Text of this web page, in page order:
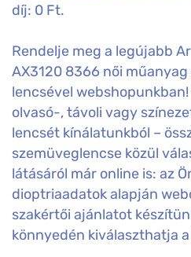
díj: 0 Ft.
Rendelje meg a legújabb
AX3120 8366 női
lencsével webshopunkban!
olvasó-, távoli vagy
lencsét kínálatunkból –
szemüveglencse közül
látásáról már online is: az
dioptriaadatok alapján
szakértői ajánlatot
könnyedén kiválaszthatja